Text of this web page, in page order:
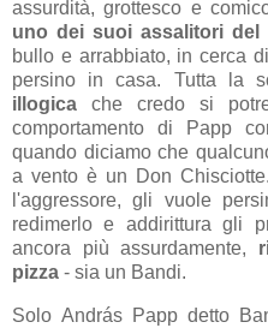
assurdità, grottesco e
uno dei suoi assalitori del
bullo e arrabbiato, in cerca
persino in casa. Tutta la
illogica che credo si
comportamento di Papp
quando diciamo che
a vento è un Don
l'aggressore, gli vuole
redimerlo e addirittura gli
ancora più assurdamente,
pizza - sia un Bandi.
Solo András Papp detto